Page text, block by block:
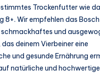
Trockenfutter wie
8+. Wir empfehlen das
und
deinem Vierbeiner eine
und gesunde Ernährung
natürliche und